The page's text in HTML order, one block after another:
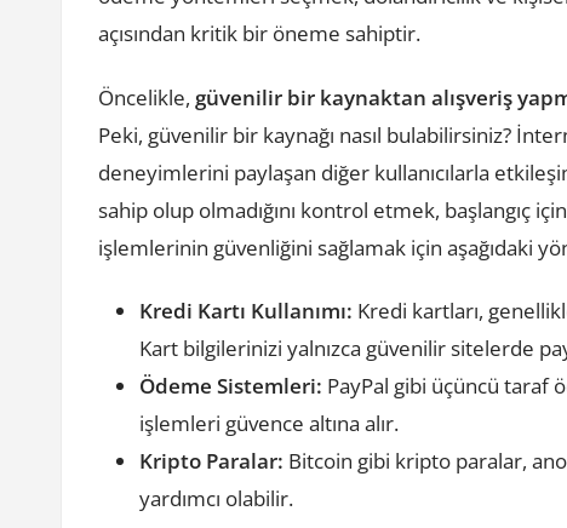
açısından kritik bir öneme sahiptir.
Öncelikle, güvenilir bir kaynaktan alışveriş
Peki, güvenilir bir kaynağı nasıl bulabilirsiniz?
deneyimlerini paylaşan diğer kullanıcılarla
sahip olup olmadığını kontrol etmek, başlangıç
işlemlerinin güvenliğini sağlamak için aşağıdaki
Kredi Kartı Kullanımı: Kredi kartları,
Kart bilgilerinizi yalnızca güvenilir sitelerde
Ödeme Sistemleri: PayPal gibi üçüncü taraf
işlemleri güvence altına alır.
Kripto Paralar: Bitcoin gibi kripto paralar,
yardımcı olabilir.